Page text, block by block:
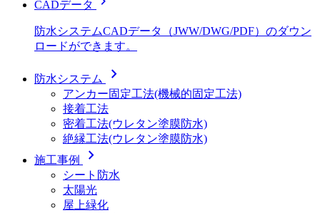
CADデータ
防水システムCADデータ（JWW/DWG/PDF）のダウン
ロードができます。
防水システム chevron_right
アンカー固定工法(機械的固定工法)
接着工法
密着工法(ウレタン塗膜防水)
絶縁工法(ウレタン塗膜防水)
施工事例
chevron_right
シート防水
太陽光
屋上緑化